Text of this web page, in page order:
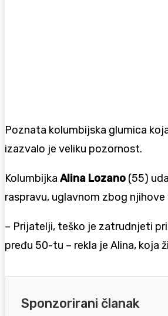
Poznata kolumbijska glumica
izazvalo je veliku pozornost.
Kolumbijka Alina Lozano (55)
raspravu, uglavnom zbog
– Prijatelji, teško je zatrudnjeti
pređu 50-tu – rekla je Alina, koja
Sponzorirani članak